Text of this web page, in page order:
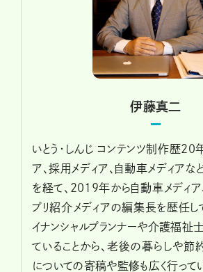
伊藤真二
いとう・しんじ コンテンツ制作歴20
ア、採用メディア、自動車メディア
を経て、2019年から自動車メディ
プリ紹介メディアの編集長を歴任し
イナンシャルプランナーや介護福祉
ていることから、老後の暮らしや節
についての寄稿や監修も広く行ってい